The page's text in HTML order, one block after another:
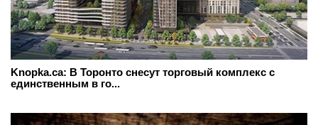
Knopka.ca: В Торонто снесут торговый комплекс с
единственным в го...